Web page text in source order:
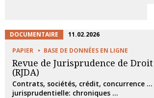
DOCUMENTAIRE
11.02.2026
PAPIER
BASE DE DONNÉES EN LIGNE
Revue de Jurisprudence de
(RJDA)
Contrats, sociétés, crédit, concurrence
jurisprudentielle: chroniques ...